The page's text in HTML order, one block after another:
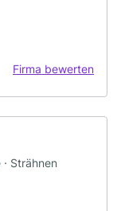
Firma bewerten
Strähnen